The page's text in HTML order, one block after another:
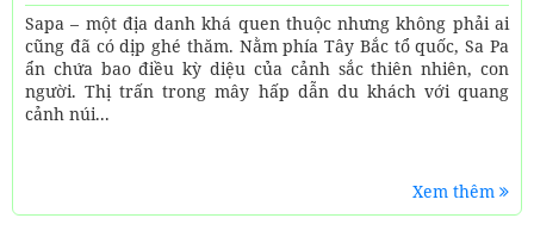
Sapa – một địa danh khá quen thuộc nhưng không phải ai
cũng đã có dịp ghé thăm. Nằm phía Tây Bắc tổ quốc, Sa Pa
ẩn chứa bao điều kỳ diệu của cảnh sắc thiên nhiên, con
người. Thị trấn trong mây hấp dẫn du khách với quang
cảnh núi...
Xem thêm